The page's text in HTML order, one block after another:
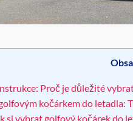
Proč je důležité
kočárkem do
si vybrat golfový kočárek do